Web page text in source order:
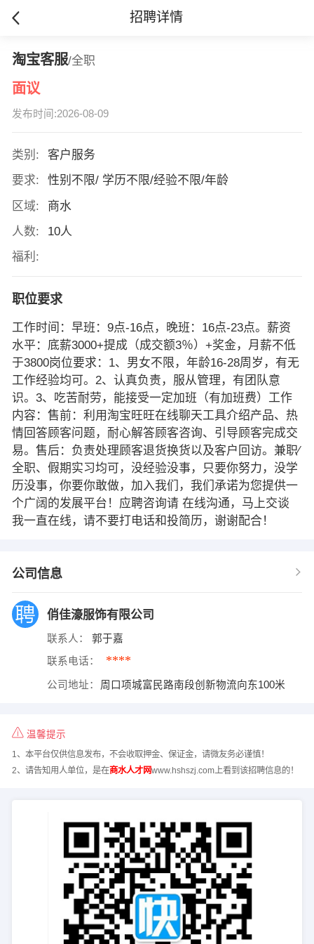
招聘详情
淘宝客服/全职
面议
发布时间:2026-08-09
类别:
客户服务
要求:
性别不限/ 学历不限/经验不限/年龄
区域:
商水
人数:
10人
福利:
职位要求
工作时间：早班：9点-16点，晚班：16点-23点。薪资
水平：底薪3000+提成（成交额3％）+奖金，月薪不低
于3800岗位要求：1、男女不限，年龄16-28周岁，有无
工作经验均可。2、认真负责，服从管理，有团队意
识。3、吃苦耐劳，能接受一定加班（有加班费）工作
内容：售前：利用淘宝旺旺在线聊天工具介绍产品、热
情回答顾客问题，耐心解答顾客咨询、引导顾客完成交
易。售后：负责处理顾客退货换货以及客户回访。兼职∕
全职、假期实习均可，没经验没事，只要你努力，没学
历没事，你要你敢做，加入我们，我们承诺为您提供一
个广阔的发展平台！应聘咨询请 在线沟通，马上交谈
我一直在线，请不要打电话和投简历，谢谢配合！
公司信息
俏佳濠服饰有限公司
联系人： 郭于嘉
联系电话： ****
公司地址： 周口项城富民路南段创新物流向东100米
温馨提示
1、本平台仅供信息发布，不会收取押金、保证金，请微友务必谨慎！
2、请告知用人单位，是在商水人才网www.hshszj.com上看到该招聘信息的！